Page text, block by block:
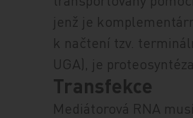
jenž je
k načtení tzv.
UGA), je
Transfekce
Mediátorová RNA